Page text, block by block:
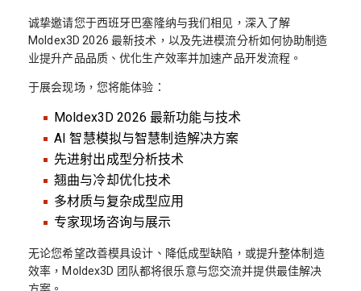
诚挚邀请您于西班牙巴塞隆纳与我们相见，深入了解
Moldex3D 2026 最新技术，以及先进模流分析如何协助制造
业提升产品品质、优化生产效率并加速产品开发流程。
于展会现场，您将能体验：
Moldex3D 2026 最新功能与技术
AI 智慧模拟与智慧制造解决方案
先进射出成型分析技术
翘曲与冷却优化技术
多材质与复杂成型应用
专家现场咨询与展示
无论您希望改善模具设计、降低成型缺陷，或提升整体制造
效率，Moldex3D 团队都将很乐意与您交流并提供最佳解决